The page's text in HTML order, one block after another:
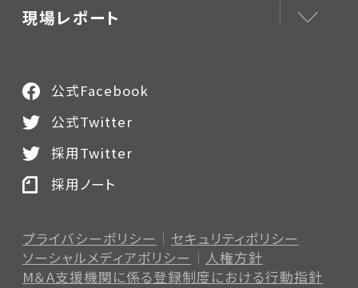
現場レポート
プライバシーポリシー
セキュリティポリシー
ソーシャルメディアポリシー
人権方針
M＆A支援機関に係る登録制度における行動指針
公式Facebook
公式Twitter
採用Twitter
採用ノート